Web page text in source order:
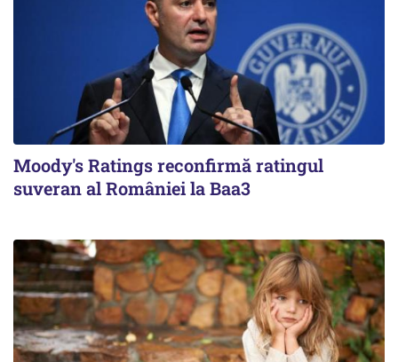
Moody's Ratings reconfirmă ratingul
suveran al României la Baa3